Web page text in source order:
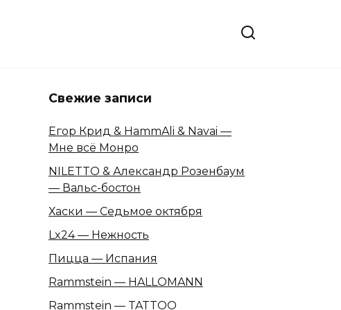
Свежие записи
Егор Крид & HammAli & Navai —
Мне всё Монро
NILETTO & Александр Розенбаум
— Вальс-бостон
Хаски — Седьмое октября
Lx24 — Нежность
Пицца — Испания
Rammstein — HALLOMANN
Rammstein — TATTOO